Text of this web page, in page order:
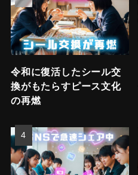
令和に復活したシール交
換がもたらすピース文化
の再燃